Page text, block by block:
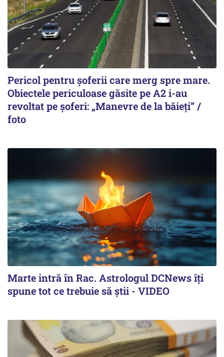
Pericol pentru șoferii care merg spre mare.
Obiectele periculoase găsite pe A2 i-au
revoltat pe șoferi: „Manevre de la băieți” /
foto
Marte intră în Rac. Astrologul DCNews îți
spune tot ce trebuie să știi - VIDEO